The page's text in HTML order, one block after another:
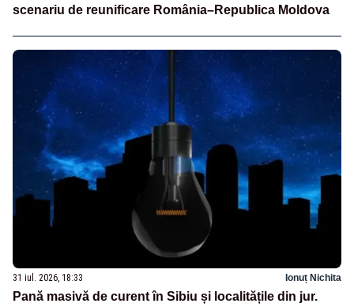
scenariu de reunificare România–Republica Moldova
31 iul. 2026, 18:33 Ionuț Nichita
Pană masivă de curent în Sibiu și localitățile din jur.